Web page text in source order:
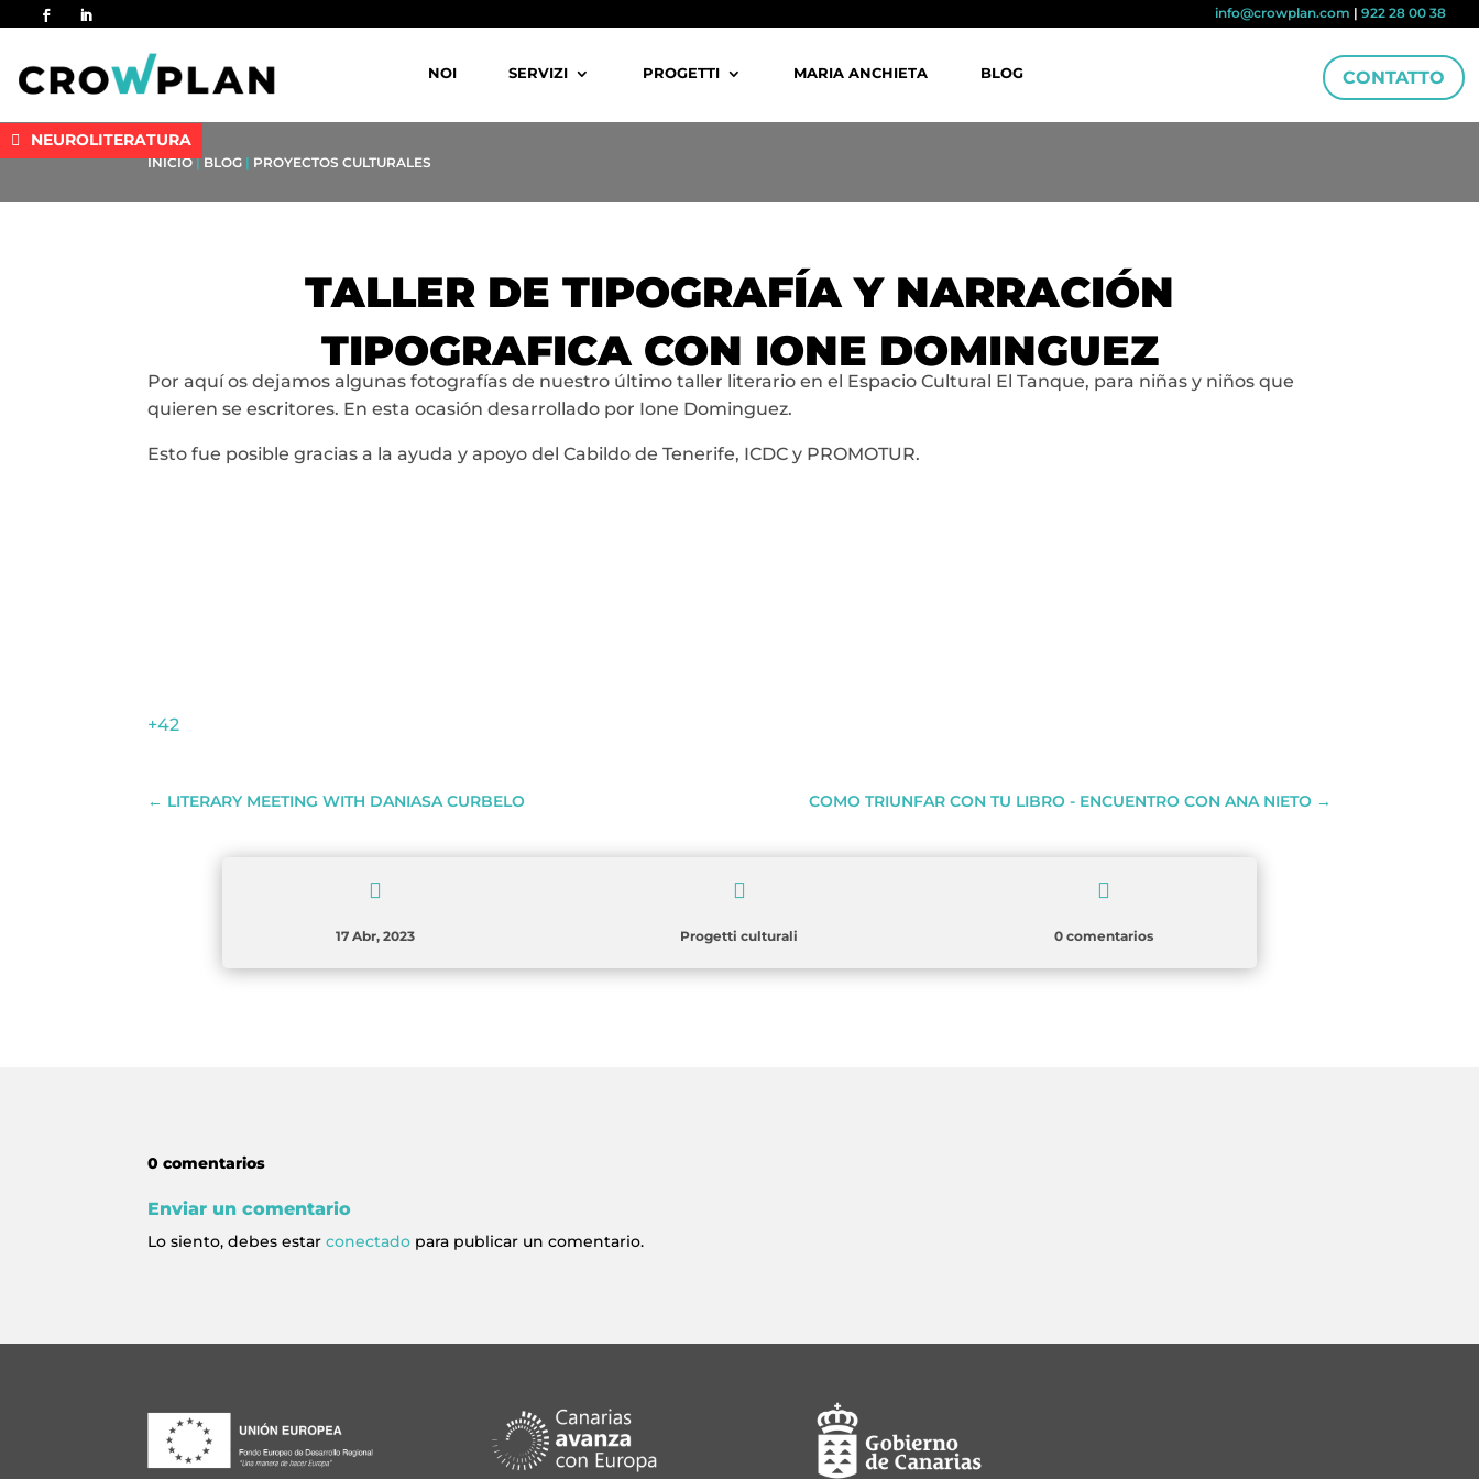
info@crowplan.com | 922 28 00 38
NOI SERVIZI PROGETTI MARIA ANCHIETA BLOG CONTATTO
NEUROLITERATURA
INICIO |BLOG | PROYECTOS CULTURALES
TALLER DE TIPOGRAFÍA Y NARRACIÓN
TIPOGRAFICA CON IONE DOMINGUEZ
Por aquí os dejamos algunas fotografías de nuestro último taller literario en el Espacio Cultural El Tanque, para niñas y niños que
quieren se escritores. En esta ocasión desarrollado por Ione Dominguez.
Esto fue posible gracias a la ayuda y apoyo del Cabildo de Tenerife, ICDC y PROMOTUR.
+42
← LITERARY MEETING WITH DANIASA CURBELO COMO TRIUNFAR CON TU LIBRO - ENCUENTRO CON ANA NIETO →

17 Abr, 2023

Progetti culturali

0 comentarios
0 comentarios
Enviar un comentario
Lo siento, debes estarconectado para publicar un comentario.